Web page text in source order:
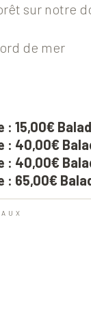
sur notre
de mer
15,00€
: 40,00€
: 40,00€
: 65,00€